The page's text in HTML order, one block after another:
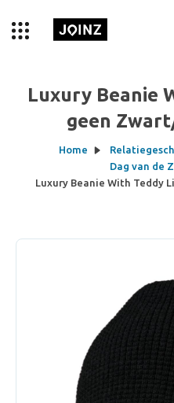
Luxury Beanie
geen
Home
Dag van de
Luxury Beanie With Teddy